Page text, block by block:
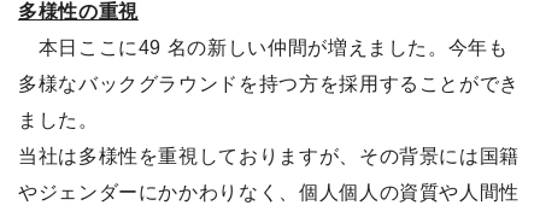
多様性の重視
本日ここに49 名の新しい仲間が増えました。今年も
多様なバックグラウンドを持つ方を採用することができ
ました。
当社は多様性を重視しておりますが、その背景には国籍
やジェンダーにかかわりなく、個人個人の資質や人間性